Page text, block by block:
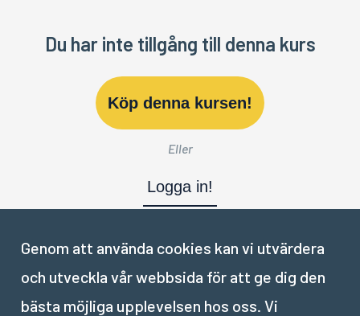
Du har inte tillgång till denna kurs
Köp denna kursen!
Eller
Logga in!
Nästa del:
Genom att använda cookies kan vi utvärdera
och utveckla vår webbsida för att ge dig den
bästa möjliga upplevelsen hos oss. Vi